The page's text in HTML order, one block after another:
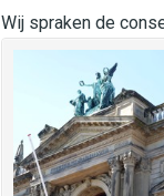
Wij spraken de